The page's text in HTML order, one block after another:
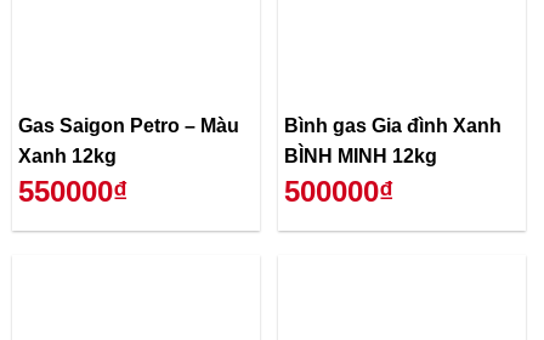
Gas Saigon Petro – Màu
Xanh 12kg
550000₫
Bình gas Gia đình Xanh
BÌNH MINH 12kg
500000₫